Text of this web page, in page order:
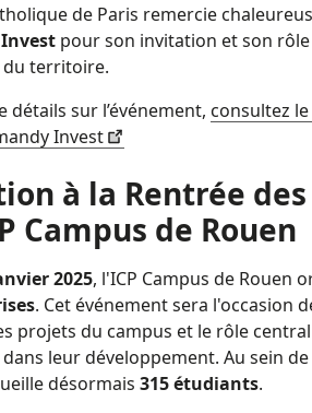
de Paris remercie
pour son invitation et son
du territoire.
détails sur l’événement, consultez
Invest
à la Rentrée
Campus de Rouen
2025, l'ICP Campus de Rouen
. Cet événement sera l'occasion
projets du campus et le rôle
leur développement. Au sein
désormais 315 étudiants.